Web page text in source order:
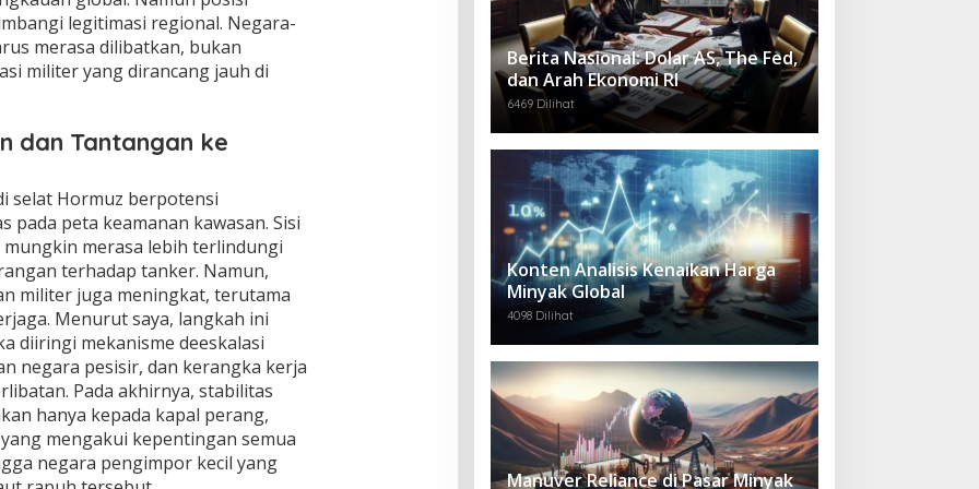
legitimasi regional. Negara-
merasa dilibatkan, bukan
militer yang dirancang jauh di
dan Tantangan ke
selat Hormuz berpotensi
pada peta keamanan kawasan. Sisi
merasa lebih terlindungi
terhadap tanker. Namun,
militer juga meningkat, terutama
Menurut saya, langkah ini
diiringi mekanisme deeskalasi
negara pesisir, dan kerangka kerja
Pada akhirnya, stabilitas
hanya kepada kapal perang,
mengakui kepentingan semua
negara pengimpor kecil yang
Berita Nasional: Dolar AS, The Fed,
dan Arah Ekonomi RI
6469 Dilihat
Konten Analisis Kenaikan Harga
Minyak Global
4098 Dilihat
Manuver Reliance di Pasar Minyak